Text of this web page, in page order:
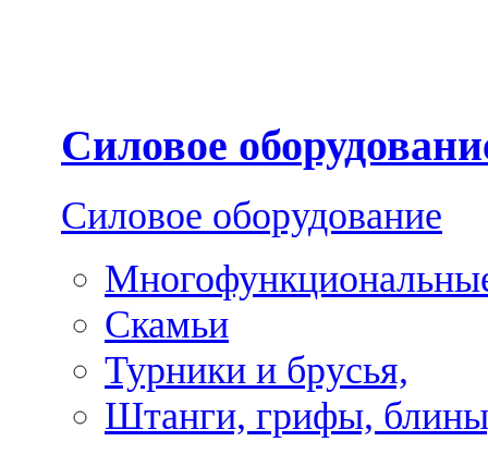
Силовое
Силовое оборудование
Скамьи
Турники и брусья,
Штанги, грифы,